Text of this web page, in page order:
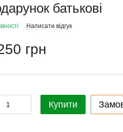
батькові
Написати відгук
грн
Купити